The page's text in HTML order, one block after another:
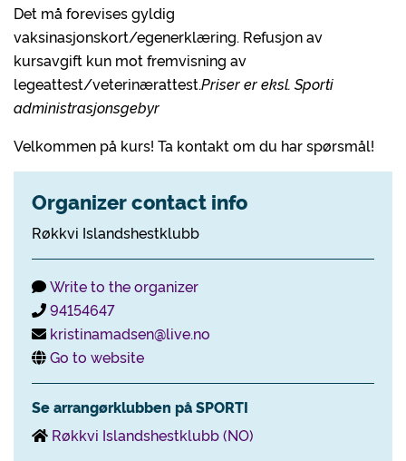
Det må forevises gyldig
vaksinasjonskort/egenerklæring. Refusjon av
kursavgift kun mot fremvisning av
legeattest/veterinærattest.Priser er eksl. Sporti
administrasjonsgebyr
Velkommen på kurs! Ta kontakt om du har spørsmål!
Organizer contact info
Røkkvi Islandshestklubb
Write to the organizer
94154647
kristinamadsen@live.no
Go to website
Se arrangørklubben på SPORTI
Røkkvi Islandshestklubb (NO)